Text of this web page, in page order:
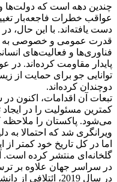
چندین دهه است که دولت‌ها
عواقب خطرات فاجعه‌بار
دست یافته‌اند. با این حال،
قدرت عمومی و خصوصی به
فناوری‌ها و فعالیت‌های
پایدار مقاومت کرده‌اند. در
توانایی جو برای حمایت از
دوچندان کرده‌اند.
تبعات آن اقدامات، اکنون
کمترین مسئولیت را در
می‌شود. پاکستان را
ویرانگری شد که احتمالا به
اما در کل تاریخ خود کمتر
گلخانه‌ای منتشر کرده
در سراسر جهان علاوه بر
در سال 2019،